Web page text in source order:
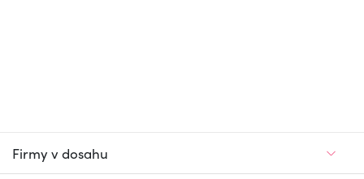
Firmy v dosahu